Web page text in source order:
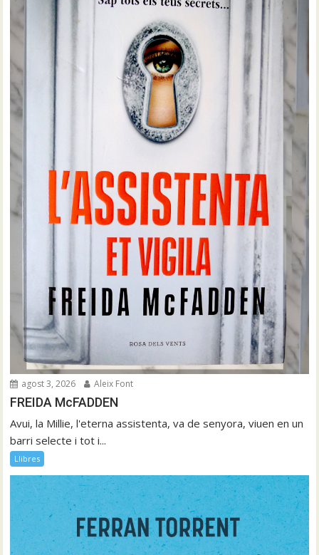
agost 3, 2026 Aleix Font
FREIDA McFADDEN
Avui, la Millie, l'eterna assistenta, va de senyora, viuen en un
barri selecte i tot i...
Llibres